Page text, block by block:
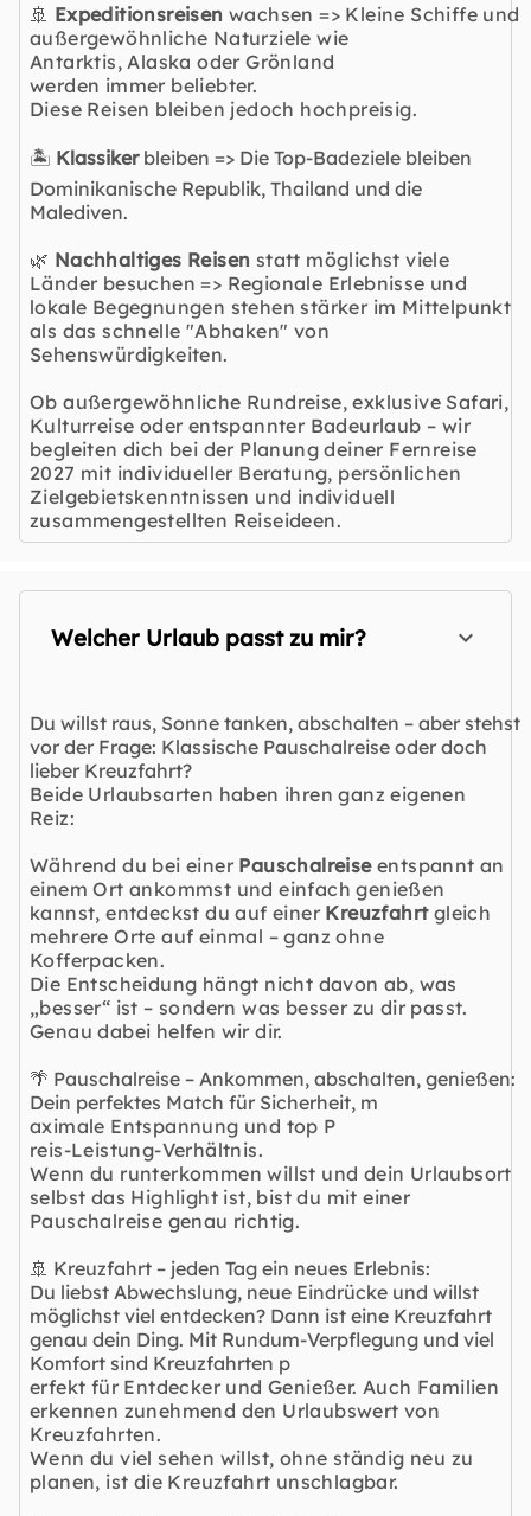
🚢 Expeditionsreisenwachsen => Kleine Schiffe und
außergewöhnliche Naturziele wie
Antarktis, Alaska oderGrönland
werden immer beliebter.
Diese Reisen bleiben jedoch hochpreisig.
🏝️ Klassiker bleiben => Die Top-Badeziele bleiben
Dominikanische Republik, Thailand und die
Malediven.
🌿 Nachhaltiges Reisen statt möglichst viele
Länder besuchen => Regionale Erlebnisse und
lokale Begegnungen stehen stärker im Mittelpunkt
als das schnelle "Abhaken" von
Sehenswürdigkeiten.
Ob außergewöhnliche Rundreise, exklusive Safari,
Kulturreise oder entspannter Badeurlaub – wir
begleiten dich bei der Planung deiner Fernreise
2027 mit individueller Beratung, persönlichen
Zielgebietskenntnissen und individuell
zusammengestellten Reiseideen.
Welcher Urlaub passt zu mir?
Du willst raus, Sonne tanken, abschalten – aber stehst
vor der Frage: Klassische Pauschalreise oder doch
lieber Kreuzfahrt?
Beide Urlaubsarten haben ihren ganz eigenen
Reiz:
Während du bei einer Pauschalreiseentspannt an
einem Ort ankommst und einfach genießen
kannst, entdeckst du auf einer Kreuzfahrt gleich
mehrere Orte auf einmal – ganz ohne
Kofferpacken.
Die Entscheidung hängt nicht davon ab, was
„besser“ ist – sondern was besser zu dir passt.
Genau dabei helfen wir dir.
🌴 Pauschalreise – Ankommen, abschalten, genießen:
Dein perfektes Match für Sicherheit, m
aximale Entspannung und top P
reis-Leistung-Verhältnis.
Wenn du runterkommen willst und dein Urlaubsort
selbst das Highlight ist, bist du mit einer
Pauschalreise genau richtig.
🚢 Kreuzfahrt – jeden Tag ein neues Erlebnis:
Du liebst Abwechslung, neue Eindrücke und willst
möglichst viel entdecken? Dann ist eine Kreuzfahrt
genau dein Ding. Mit Rundum-Verpflegung und viel
Komfort sind Kreuzfahrten p
erfekt für Entdecker und Genießer. Auch Familien
erkennen zunehmend den Urlaubswert von
Kreuzfahrten.
Wenn du viel sehen willst, ohne ständig neu zu
planen, ist die Kreuzfahrt unschlagbar.